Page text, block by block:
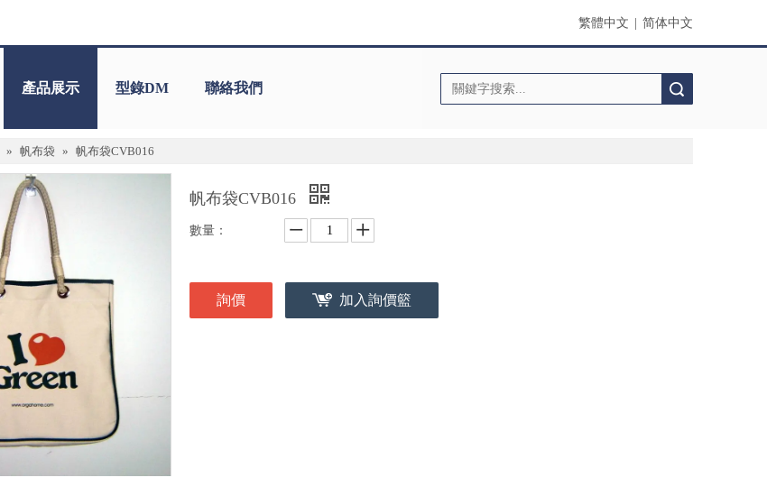
繁體中文 简体中文
產品展示 型錄DM 聯絡我們
» 帆布袋 » 帆布袋CVB016
帆布袋CVB016
數量：
詢價 加入詢價籃